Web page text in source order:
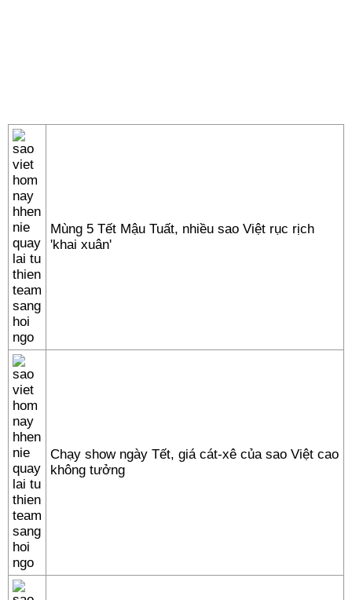
Mùng 5 Tết Mậu Tuất, nhiều sao Việt rục rịch
'khai xuân'
Chạy show ngày Tết, giá cát-xê của sao Việt cao
không tưởng